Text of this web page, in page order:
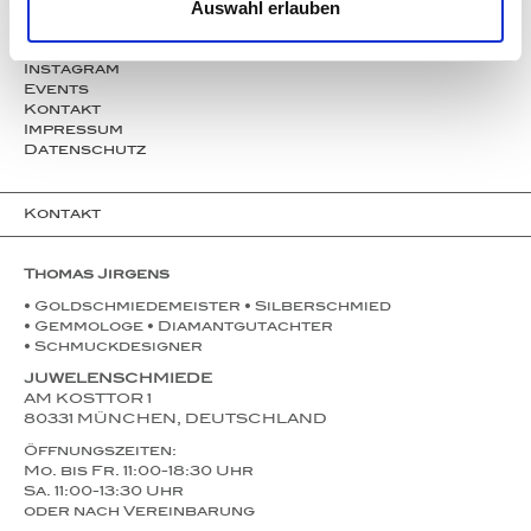
Auswahl erlauben
Instagram
Events
Kontakt
Impressum
Datenschutz
Kontakt
Thomas Jirgens
• Goldschmiedemeister • Silberschmied
• Gemmologe • Diamantgutachter
• Schmuckdesigner
JUWELENSCHMIEDE
AM KOSTTOR 1
80331 MÜNCHEN, DEUTSCHLAND
Öffnungszeiten:
Mo. bis Fr. 11:00-18:30 Uhr
Sa. 11:00-13:30 Uhr
oder nach Vereinbarung